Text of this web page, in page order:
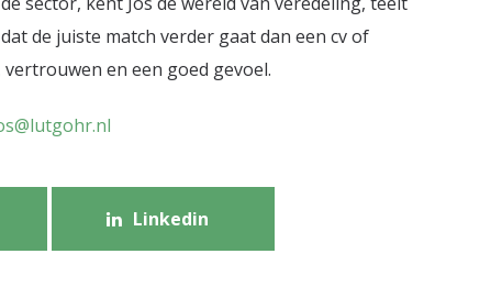
de juiste match verder gaat dan een cv of
en een goed gevoel.
Linkedin